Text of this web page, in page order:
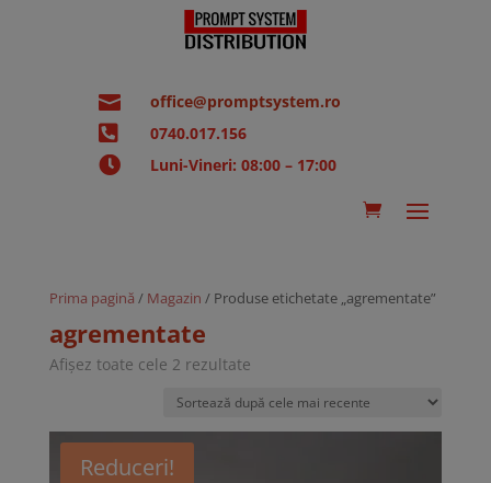
 office@promptsystem.ro
 0740.017.156
 Luni-Vineri: 08:00 – 17:00
Prima pagină / Magazin / Produse etichetate „agrementate”
agrementate
Afișez toate cele 2 rezultateSortat
cele
mai
recente
Reduceri!